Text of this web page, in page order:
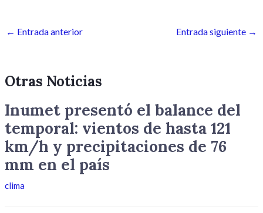
← Entrada anterior Entrada siguiente →
Otras Noticias
Inumet presentó el balance del
temporal: vientos de hasta 121
km/h y precipitaciones de 76
mm en el país
clima